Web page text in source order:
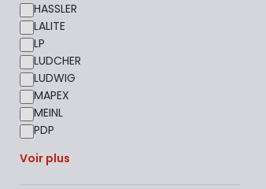
HASSLER
LALITE
LP
LUDCHER
LUDWIG
MAPEX
MEINL
PDP
Voir plus